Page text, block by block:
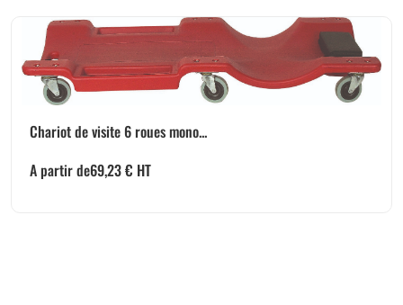
Chariot de visite 6 roues mono...
A partir de69,23€ HT